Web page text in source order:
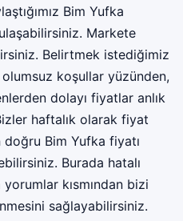
Bim Yufka
Markete
Belirtmek istediğimiz
koşullar yüzünden,
dolayı fiyatlar anlık
haftalık olarak fiyat
Bim Yufka fiyatı
Burada hatalı
kısmından bizi
sağlayabilirsiniz.